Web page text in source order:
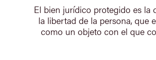
El bien jurídico protegido es la
la libertad de la persona, que
como un objeto con el que